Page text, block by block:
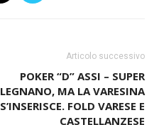
Articolo successivo
POKER “D” ASSI – SUPER
LEGNANO, MA LA VARESINA
S’INSERISCE. FOLD VARESE E
CASTELLANZESE